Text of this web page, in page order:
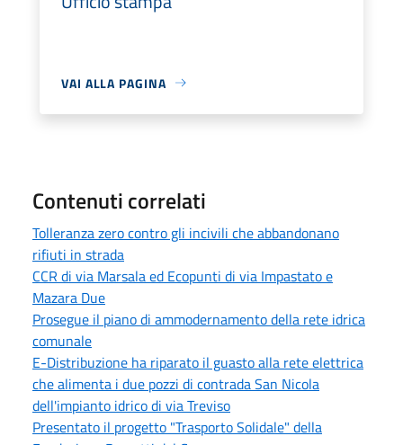
VAI ALLA PAGINA
Contenuti correlati
Tolleranza zero contro gli incivili che abbandonano
rifiuti in strada
CCR di via Marsala ed Ecopunti di via Impastato e
Mazara Due
Prosegue il piano di ammodernamento della rete idrica
comunale
E-Distribuzione ha riparato il guasto alla rete elettrica
che alimenta i due pozzi di contrada San Nicola
dell'impianto idrico di via Treviso
Presentato il progetto "Trasporto Solidale" della